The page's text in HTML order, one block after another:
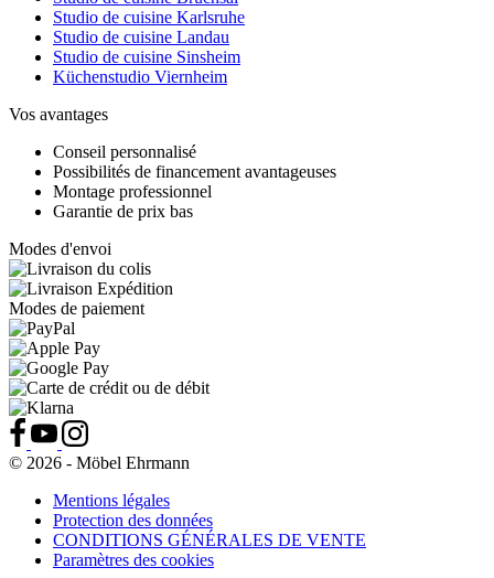
Studio de cuisine Karlsruhe
Studio de cuisine Landau
Studio de cuisine Sinsheim
Küchenstudio Viernheim
Vos avantages
Conseil personnalisé
Possibilités de financement avantageuses
Montage professionnel
Garantie de prix bas
Modes d'envoi
Modes de paiement
© 2026 - Möbel Ehrmann
Mentions légales
Protection des données
CONDITIONS GÉNÉRALES DE VENTE
Paramètres des cookies